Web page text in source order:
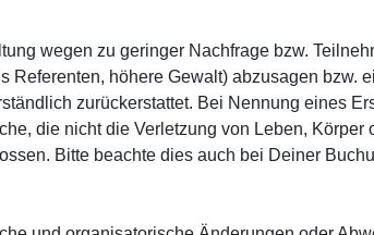
wegen zu geringer Nachfrage bzw.
Referenten, höhere Gewalt) abzusagen bzw.
zurückerstattet. Bei Nennung eines
die nicht die Verletzung von Leben,
Bitte beachte dies auch bei Deiner